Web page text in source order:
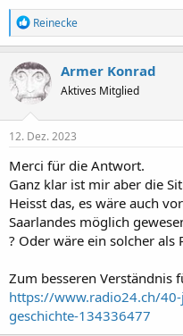
R
e
a
k
t
i
n
e
:
Reinecke
Armer Konrad
Aktives Mitglied
12. Dez. 2023
Merci für die Antwort.
Ganz klar ist mir aber die
Heisst das, es wäre auch
Saarlandes möglich
? Oder wäre ein solcher
Zum besseren Verständnis
https://www.radio24.ch/
geschichte-134336477